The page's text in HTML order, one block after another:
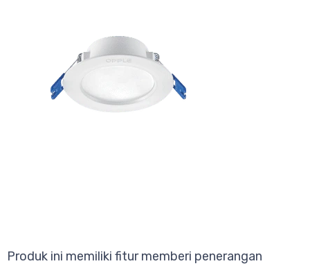
Produk ini memiliki fitur memberi penerangan